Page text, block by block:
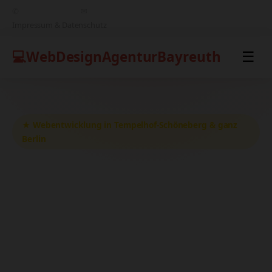
💻WebDesignAgenturBayreuth ☰
★ Webentwicklung in Tempelhof-Schöneberg & ganz
Berlin